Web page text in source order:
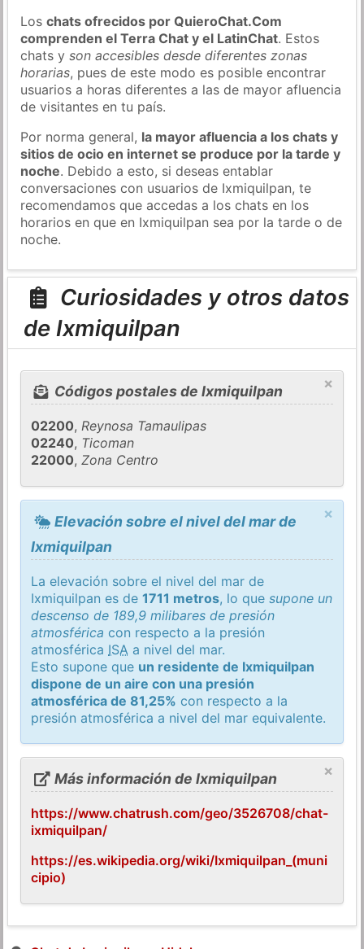
Loschats ofrecidos por QuieroChat.Com
comprenden el Terra Chat y el LatinChat. Estos
chats yson accesibles desde diferentes zonas
horarias, pues de este modo es posible encontrar
usuarios a horas diferentes a las de mayor afluencia
de visitantes en tu país.
Por norma general, la mayor afluencia a los chats y
sitios de ocio en internet se produce por la tarde y
noche. Debido a esto, si deseas entablar
conversaciones con usuarios de Ixmiquilpan, te
recomendamos que accedas a los chats en los
horarios en que en Ixmiquilpan sea por la tarde o de
noche.
Curiosidades y otros datos
de Ixmiquilpan
×
Códigos postales de Ixmiquilpan
02200,Reynosa Tamaulipas
02240, Ticoman
22000,Zona Centro
×
Elevación sobre el nivel del mar de
Ixmiquilpan
La elevación sobre el nivel del mar de
Ixmiquilpan es de1711 metros, lo quesupone un
descenso de 189,9 milibares de presión
atmosférica con respecto a la presión
atmosférica ISA a nivel del mar.
Esto supone que un residente de Ixmiquilpan
dispone de un aire con una presión
atmosférica de 81,25% con respecto a la
presión atmosférica a nivel del mar equivalente.
×
Más información de Ixmiquilpan
https://www.chatrush.com/geo/3526708/chat-
ixmiquilpan/
https://es.wikipedia.org/wiki/Ixmiquilpan_(muni
cipio)